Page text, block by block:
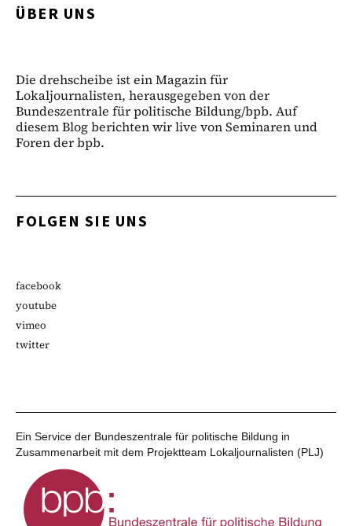
ÜBER UNS
Die drehscheibe ist ein Magazin für
Lokaljournalisten, herausgegeben von der
Bundeszentrale für politische Bildung/bpb. Auf
diesem Blog berichten wir live von Seminaren und
Foren der bpb.
FOLGEN SIE UNS
facebook
youtube
vimeo
twitter
Ein Service der Bundeszentrale für politische Bildung in
Zusammenarbeit mit dem Projektteam Lokaljournalisten (PLJ)